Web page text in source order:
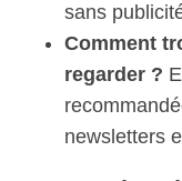
sans
Comment
regarder ?
newsletters